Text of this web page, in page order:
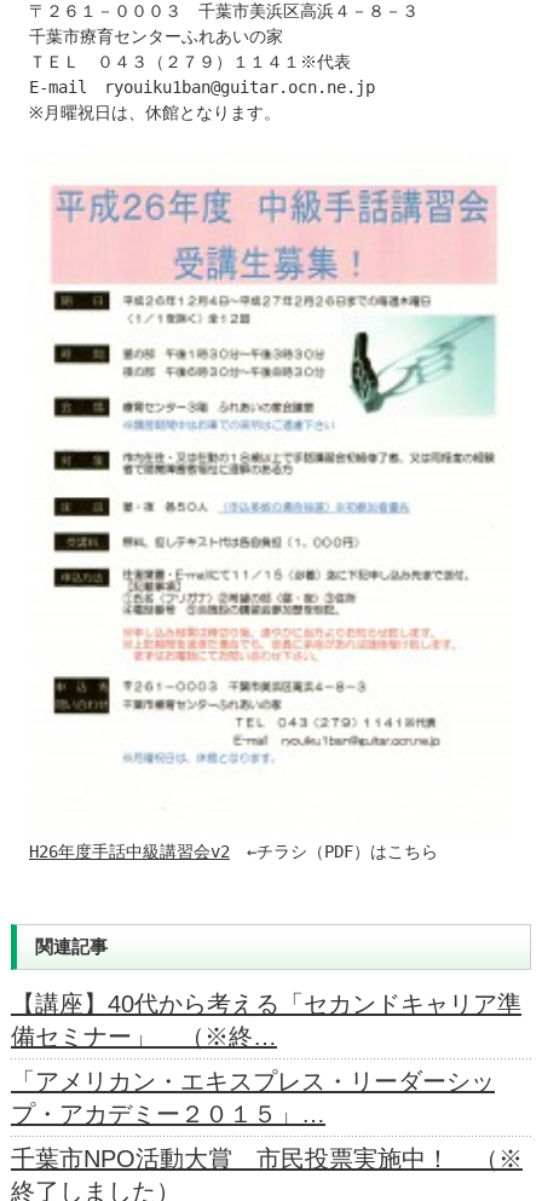
〒２６１－０００３　千葉市美浜区高浜４－８－３
千葉市療育センターふれあいの家
ＴＥＬ　０４３（２７９）１１４１※代表
E-mail　ryouiku1ban@guitar.ocn.ne.jp
※月曜祝日は、休館となります。
H26年度手話中級講習会v2 ←チラシ（PDF）はこちら
関連記事
【講座】40代から考える「セカンドキャリア準
備セミナー」 （※終…
「アメリカン・エキスプレス・リーダーシッ
プ・アカデミー２０１５」…
千葉市NPO活動大賞 市民投票実施中！ （※
終了しました）